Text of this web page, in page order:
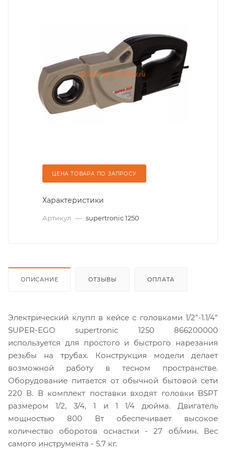
ЦЕНА ТОВАРА ПО ЗАПРОСУ
Характеристики
Артикул — supertronic 1250
ОПИСАНИЕ ОТЗЫВЫ ОПЛАТА
Электрический клупп в кейсе с головками 1/2”-1.1/4”
SUPER-EGO supertronic 1250 866200000
используется для простого и быстрого нарезания
резьбы на трубах. Конструкция модели делает
возможной работу в тесном пространстве.
Оборудование питается от обычной бытовой сети
220 В. В комплект поставки входят головки BSPT
размером 1/2, 3/4, 1 и 1 1/4 дюйма. Двигатель
мощностью 800 Вт обеспечивает высокое
количество оборотов оснастки - 27 об/мин. Вес
самого инструмента - 5.7 кг.